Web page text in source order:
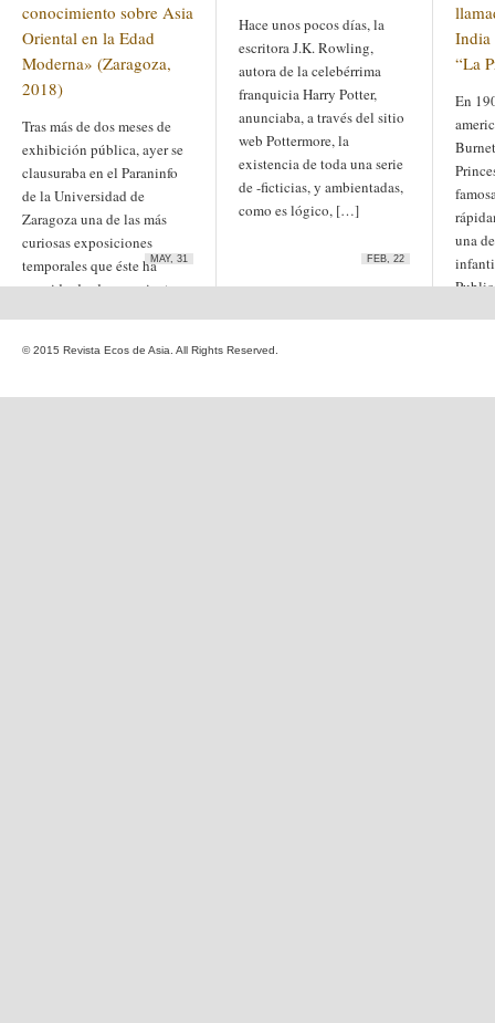
Etiquetas
animación anime arte
arte contemporáneo
boys'loveChina
cine Cine chino cine indio
Cine japonés corea
del Sur
crítica cómic
especial
estados unidos
exposición fotografía
homosexualidad hong
kong India irán islam
japonismo japón
literatura manga Meiji
conocimiento sobre Asia
Oriental en la Edad
Moderna» (Zaragoza,
2018)
Tras más de dos meses de
exhibición pública, ayer se
clausuraba en el Paraninfo
de la Universidad de
Zaragoza una de las más
curiosas exposiciones
temporales que éste ha
acogido desde su reciente
MAY, 31
Hace unos pocos días, la
escritora J.K. Rowling,
autora de la celebérrima
franquicia Harry Potter,
anunciaba, a través del sitio
web Pottermore, la
existencia de toda una serie
de -ficticias, y ambientadas,
como es lógico, […]
FEB, 22
India
“La
En
una
© 2015 Revista Ecos de Asia. All Rights Reserved.